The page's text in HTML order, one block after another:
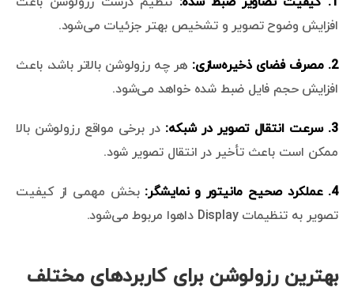
افزایش وضوح تصویر و تشخیص بهتر جزئیات می‌شود.
2. مصرف فضای ذخیره‌سازی:
هر چه رزولوشن بالاتر باشد، باعث
افزایش حجم فایل ضبط شده خواهد می‌شود.
3. سرعت انتقال تصویر در شبکه:
در برخی مواقع رزولوشن بالا
ممکن است باعث تأخیر در انتقال تصویر شود.
4. عملکرد صحیح مانیتور و نمایشگر:
بخش مهمی از کیفیت
تصویر به تنظیمات Display داهوا مربوط می‌شود.
بهترین رزولوشن برای کاربردهای مختلف